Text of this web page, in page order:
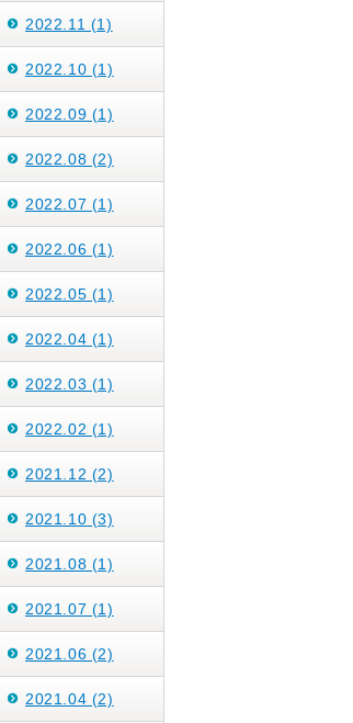
2022.11 (1)
2022.10 (1)
2022.09 (1)
2022.08 (2)
2022.07 (1)
2022.06 (1)
2022.05 (1)
2022.04 (1)
2022.03 (1)
2022.02 (1)
2021.12 (2)
2021.10 (3)
2021.08 (1)
2021.07 (1)
2021.06 (2)
2021.04 (2)